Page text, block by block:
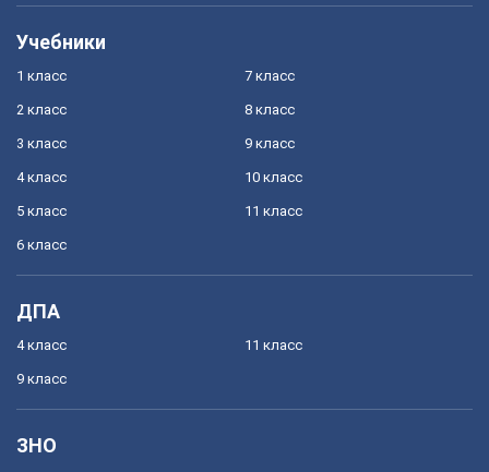
Учебники
1 класс
2 класс
3 класс
4 класс
5 класс
6 класс
7 класс
8 класс
9 класс
10 класс
11 класс
ДПА
4 класс
9 класс
11 класс
ЗНО